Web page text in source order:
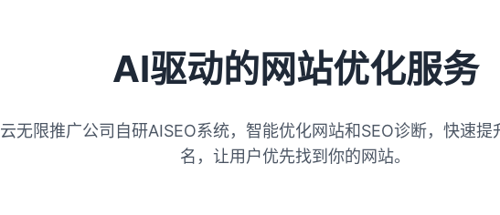
AI驱动的网站优化服务
云无限推广公司自研AISEO系统，智能优化网站和SEO诊断，快速提
名，让用户优先找到你的网站。